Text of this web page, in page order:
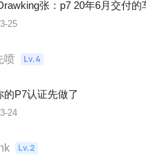
张 ： p7 20年6月交付的
25
喷 Lv.4
的P7认证先做了
24
Lv.2